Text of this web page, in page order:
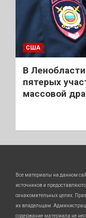
США
В
пятерых
массовой
Все материалы на данном
источников и
ознакомительных целях.
их владельцам.
содержание материала не